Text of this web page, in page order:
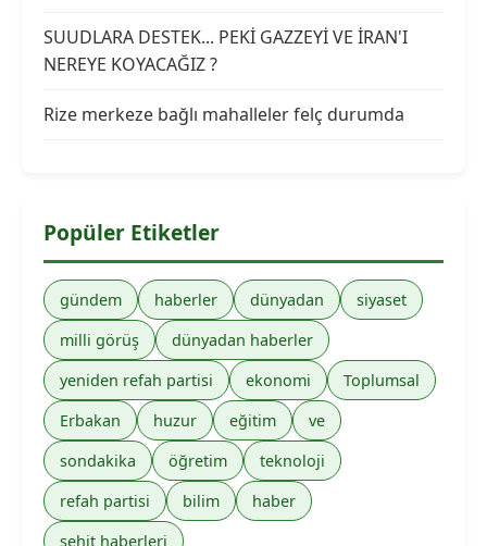
SUUDLARA DESTEK... PEKİ GAZZEYİ VE İRAN'I
NEREYE KOYACAĞIZ ?
Rize merkeze bağlı mahalleler felç durumda
Popüler Etiketler
gündem haberler dünyadan
siyaset
milli görüş
dünyadan haberler
yeniden refah partisi
ekonomi
Toplumsal
Erbakan
huzur eğitim
ve
sondakika
öğretim
teknoloji
refah partisi
bilim
haber
şehit haberleri